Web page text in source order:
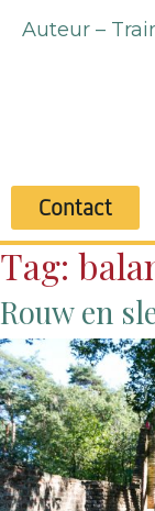
Auteur –
Contact
Tag:
Rouw en